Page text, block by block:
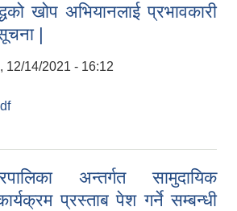
खोप अभियानलाई प्रभावकारी
|
12/14/2021 - 16:12
अन्तर्गत सामुदायिक
प्रस्ताब पेश गर्ने सम्बन्धी